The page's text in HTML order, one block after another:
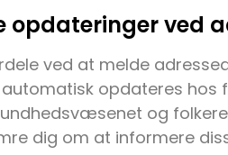
opdateringer ved
ved at melde
opdateres hos
og
dig om at informere